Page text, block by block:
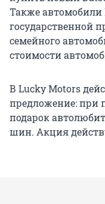
Также автомобили
государственной
семейного
стоимости
В Lucky Motors
предложение: при
подарок
шин. Акция